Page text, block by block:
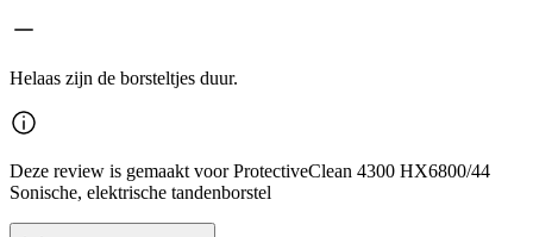
Helaas zijn de borsteltjes duur.
Deze review is gemaakt voor ProtectiveClean 4300 HX6800/44
Sonische, elektrische tandenborstel